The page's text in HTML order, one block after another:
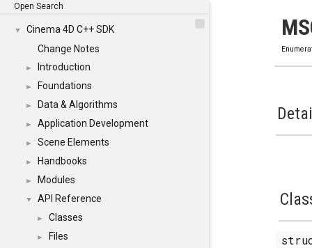
Open Search
▼
Cinema 4D C++ SDK
Change Notes
► Introduction
► Foundations
► Data & Algorithms
► Application Development
► Scene Elements
► Handbooks
► Modules
▼ API Reference
► Classes
► Files